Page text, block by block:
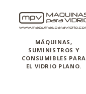
MÁQUINAS,
SUMINISTROS Y
CONSUMIBLES PARA
EL VIDRIO PLANO.